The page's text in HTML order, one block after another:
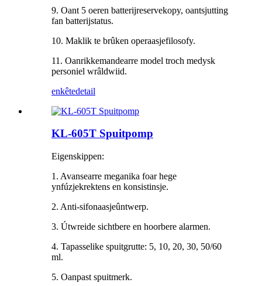
9. Oant 5 oeren batterijreservekopy, oantsjutting
fan batterijstatus.
10. Maklik te brûken operaasjefilosofy.
11. Oanrikkemandearre model troch medysk
personiel wrâldwiid.
enkêtedetail
KL-605T Spuitpomp
Eigenskippen:
1. Avansearre meganika foar hege
ynfúzjekrektens en konsistinsje.
2. Anti-sifonaasjeûntwerp.
3. Útwreide sichtbere en hoorbere alarmen.
4. Tapasselike spuitgrutte: 5, 10, 20, 30, 50/60
ml.
5. Oanpast spuitmerk.